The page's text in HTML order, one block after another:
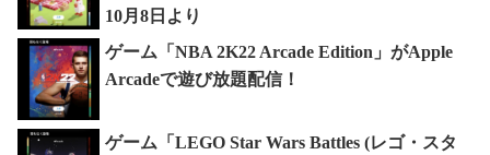
10月8日より
ゲーム「NBA 2K22 Arcade Edition」がApple
Arcadeで遊び放題配信！
ゲーム「LEGO Star Wars Battles (レゴ・スタ